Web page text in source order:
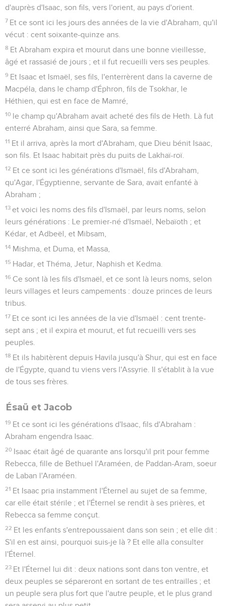
d'auprès d'Isaac, son fils, vers l'orient, au pays d'orient.
7 Et ce sont ici les jours des années de la vie d'Abraham, qu'il
vécut : cent soixante-quinze ans.
8 Et Abraham expira et mourut dans une bonne vieillesse,
âgé et rassasié de jours ; et il fut recueilli vers ses peuples.
9 Et Isaac et Ismaël, ses fils, l'enterrèrent dans la caverne de
Macpéla, dans le champ d'Éphron, fils de Tsokhar, le
Héthien, qui est en face de Mamré,
10 le champ qu'Abraham avait acheté des fils de Heth. Là fut
enterré Abraham, ainsi que Sara, sa femme.
11 Et il arriva, après la mort d'Abraham, que Dieu bénit Isaac,
son fils. Et Isaac habitait près du puits de Lakhaï-roï.
12 Et ce sont ici les générations d'Ismaël, fils d'Abraham,
qu'Agar, l'Égyptienne, servante de Sara, avait enfanté à
Abraham ;
13 et voici les noms des fils d'Ismaël, par leurs noms, selon
leurs générations : Le premier-né d'Ismaël, Nebaïoth ; et
Kédar, et Adbeël, et Mibsam,
14 Mishma, et Duma, et Massa,
15 Hadar, et Théma, Jetur, Naphish et Kedma.
16 Ce sont là les fils d'Ismaël, et ce sont là leurs noms, selon
leurs villages et leurs campements : douze princes de leurs
tribus.
17 Et ce sont ici les années de la vie d'Ismaël : cent trente-
sept ans ; et il expira et mourut, et fut recueilli vers ses
peuples.
18 Et ils habitèrent depuis Havila jusqu'à Shur, qui est en face
de l'Égypte, quand tu viens vers l'Assyrie. Il s'établit à la vue
de tous ses frères.
Ésaü et Jacob
19 Et ce sont ici les générations d'Isaac, fils d'Abraham :
Abraham engendra Isaac.
20 Isaac était âgé de quarante ans lorsqu'il prit pour femme
Rebecca, fille de Bethuel l'Araméen, de Paddan-Aram, soeur
de Laban l'Araméen.
21 Et Isaac pria instamment l'Éternel au sujet de sa femme,
car elle était stérile ; et l'Éternel se rendit à ses prières, et
Rebecca sa femme conçut.
22 Et les enfants s'entrepoussaient dans son sein ; et elle dit :
S'il en est ainsi, pourquoi suis-je là ? Et elle alla consulter
l'Éternel.
23 Et l'Éternel lui dit : deux nations sont dans ton ventre, et
deux peuples se sépareront en sortant de tes entrailles ; et
un peuple sera plus fort que l'autre peuple, et le plus grand